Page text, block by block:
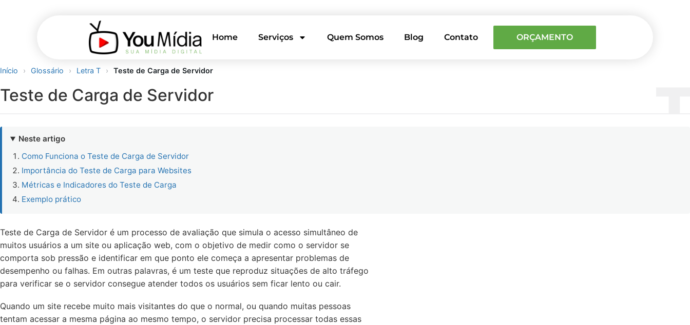
Home Serviços Quem Somos Blog Contato ORÇAMENTO
Início › Glossário › Letra T › Teste de Carga de Servidor
Teste de Carga de Servidor
Neste artigo
Como Funciona o Teste de Carga de Servidor
Importância do Teste de Carga para Websites
Métricas e Indicadores do Teste de Carga
Exemplo prático
Teste de Carga de Servidor é um processo de avaliação que simula o acesso simultâneo de
muitos usuários a um site ou aplicação web, com o objetivo de medir como o servidor se
comporta sob pressão e identificar em que ponto ele começa a apresentar problemas de
desempenho ou falhas. Em outras palavras, é um teste que reproduz situações de alto tráfego
para verificar se o servidor consegue atender todos os usuários sem ficar lento ou cair.
Quando um site recebe muito mais visitantes do que o normal, ou quando muitas pessoas
tentam acessar a mesma página ao mesmo tempo, o servidor precisa processar todas essas